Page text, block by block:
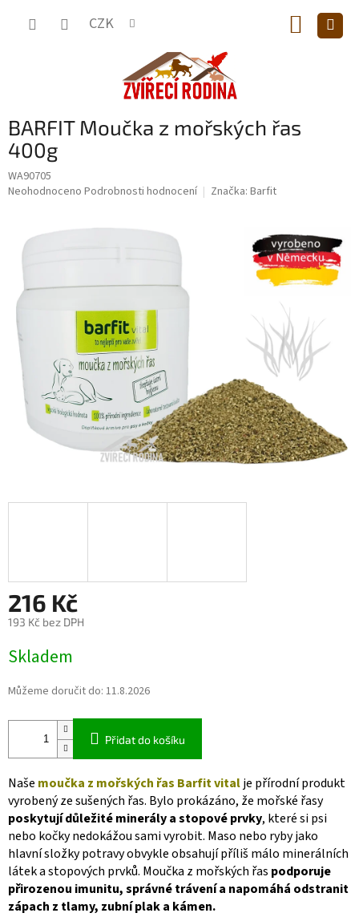
CZK
KOŠÍK
BARFIT Moučka z mořských řas
400g
WA90705
Průměrné
hvězdiček.
Neohodnoceno Podrobnosti hodnocení Značka: Barfit
216 Kč
193 Kč bez DPH
cena:
Skladem
Můžeme doručit do: 11.8.2026
Přidat do košíku
Naše moučka z mořských řas Barfit vitalje přírodní produkt
vyrobený ze sušených řas. Bylo prokázáno, že mořské řasy
poskytují důležité minerály a stopové prvky, které si psi
nebo kočky nedokážou sami vyrobit. Maso nebo ryby jako
hlavní složky potravy obvykle obsahují příliš málo minerálních
látek a stopových prvků. Moučka z mořských řas podporuje
přirozenou imunitu, správné trávení a napomáhá odstranit
zápach z tlamy, zubní plak a kámen.